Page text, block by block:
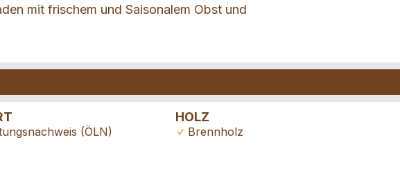
mit frischem und Saisonalem Obst und
(ÖLN)
HOLZ
Brennholz